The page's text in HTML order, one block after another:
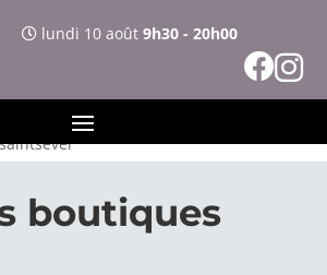
lundi 10 août 9h30 - 20h00
boutiques